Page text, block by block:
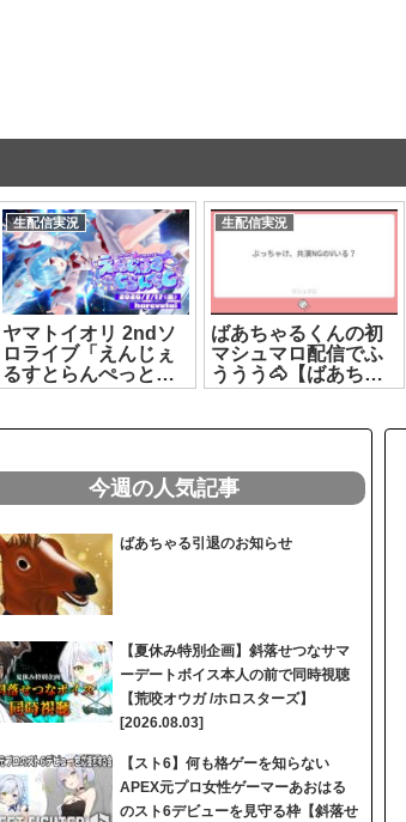
生配信実況
ヤマトイオリ 2ndソ
ロライブ「えんじぇ
るすとらんぺっと」
第2部[2026.07.17]
生配信実況
ばあちゃるくんの初
マシュマロ配信でふ
ううう🐴【ばあちゃ
る】[2026.08.05]
今週の人気記事
ばあちゃる引退のお知らせ
【夏休み特別企画】斜落せつなサマ
ーデートボイス本人の前で同時視聴
【荒咬オウガ /ホロスターズ】
[2026.08.03]
【スト6】何も格ゲーを知らない
APEX元プロ女性ゲーマーあおはる
のスト6デビューを見守る枠【斜落せ